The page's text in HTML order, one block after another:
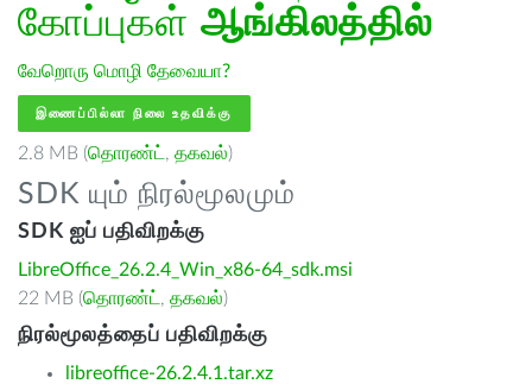
கோப்புகள் ஆங்கிலத்தில்
வேறொரு மொழி தேவையா?
இணைப்பில்லா நிலை உதவிக்கு
2.8 MB (தொரண்ட் , தகவல்)
SDK யும் நிரல்மூலமும்
SDK ஐப் பதிவிறக்கு
LibreOffice_26.2.4_Win_x86-64_sdk.msi
22 MB (தொரண்ட் , தகவல்)
நிரல்மூலத்தைப் பதிவிறக்கு
libreoffice-26.2.4.1.tar.xz